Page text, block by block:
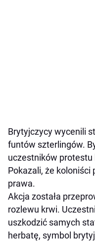
Brytyjczycy wycenili
funtów szterlingów.
uczestników protestu
Pokazali, że
prawa.
Akcja została
rozlewu krwi.
uszkodzić samych
herbatę, symbol